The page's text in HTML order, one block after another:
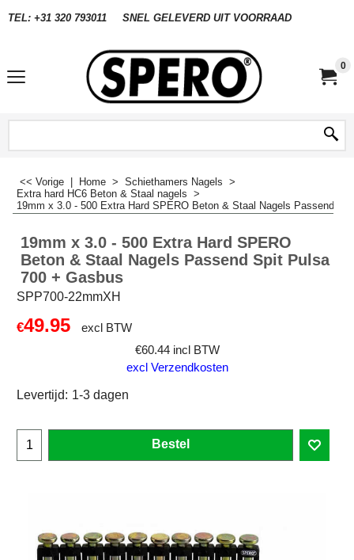
TEL: +31 320 793011 SNEL GELEVERD UIT VOORRAAD
0
<< Vorige Home > Schiethamers Nagels >
Extra hard HC6 Beton & Staal nagels >
19mm x 3.0 - 500 Extra Hard SPERO Beton & Staal Nagels Passend
19mm x 3.0 - 500 Extra Hard SPERO
Beton & Staal Nagels Passend Spit Pulsa
700 + Gasbus
SPP700-22mmXH
€49.95
excl BTW
€60.44 incl BTW
excl Verzendkosten
Levertijd: 1-3 dagen
Bestel